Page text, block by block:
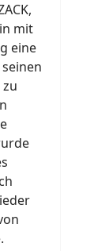
mit
eine